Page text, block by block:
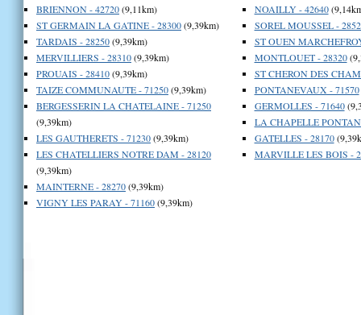
BRIENNON - 42720(9,11km)
ST GERMAIN LA GATINE - 28300(9,39km)
TARDAIS - 28250(9,39km)
MERVILLIERS - 28310(9,39km)
PROUAIS - 28410(9,39km)
TAIZE COMMUNAUTE - 71250(9,39km)
BERGESSERIN LA CHATELAINE - 71250
(9,39km)
LES GAUTHERETS - 71230(9,39km)
LES CHATELLIERS NOTRE DAM - 28120
(9,39km)
MAINTERNE - 28270(9,39km)
VIGNY LES PARAY - 71160(9,39km)
NOAILLY - 42640
SOREL MOUSSEL -
ST OUEN
MONTLOUET - 28320
ST CHERON DES
PONTANEVAUX - 71570
GERMOLLES - 71640
LA CHAPELLE
GATELLES - 28170
MARVILLE LES BOIS -